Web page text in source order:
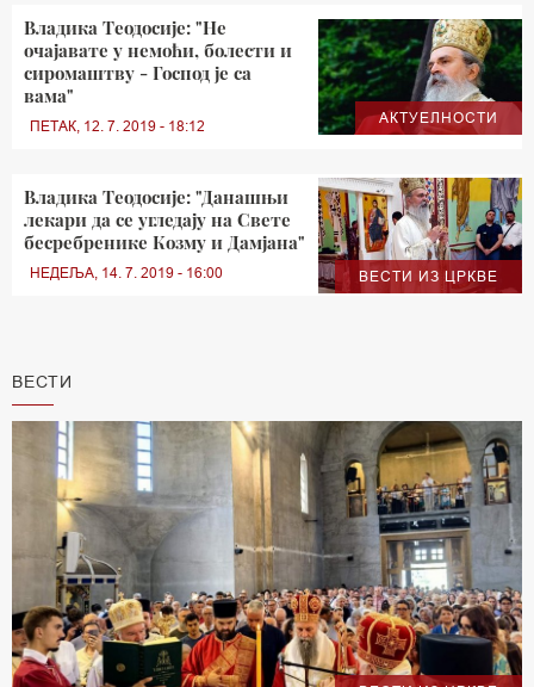
АКТУЕЛНОСТИ
Владика Теодосије: "Не
очајавате у немоћи, болести и
сиромаштву - Господ је са
вама"
ПЕТАК, 12. 7. 2019 - 18:12
ВЕСТИ ИЗ ЦРКВЕ
Владика Теодосије: "Данашњи
лекари да се угледају на Свете
бесребренике Козму и Дамјана"
НЕДЕЉА, 14. 7. 2019 - 16:00
ВЕСТИ